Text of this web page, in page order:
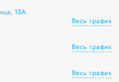
13А
Весь график
Весь график
Весь график